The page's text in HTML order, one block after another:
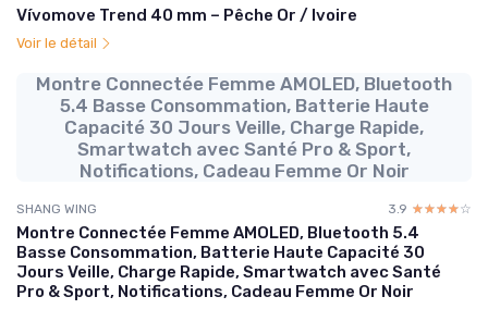
Vívomove Trend 40 mm – Pêche Or / Ivoire
Voir le détail
Montre Connectée Femme AMOLED, Bluetooth
5.4 Basse Consommation, Batterie Haute
Capacité 30 Jours Veille, Charge Rapide,
Smartwatch avec Santé Pro & Sport,
Notifications, Cadeau Femme Or Noir
SHANG WING 3.9 ☆☆☆☆☆
★★★★★
Montre Connectée Femme AMOLED, Bluetooth 5.4
Basse Consommation, Batterie Haute Capacité 30
Jours Veille, Charge Rapide, Smartwatch avec Santé
Pro & Sport, Notifications, Cadeau Femme Or Noir